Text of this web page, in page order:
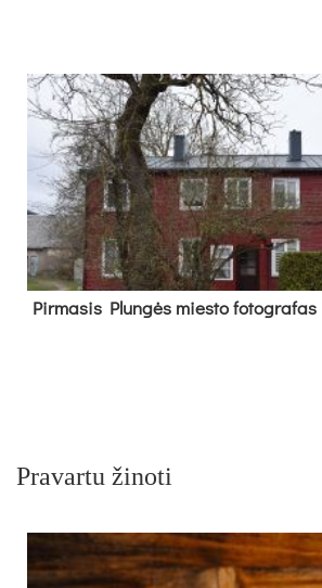
Pir­ma­sis Plun­gės mies­to fo­tog­ra­fas
Pravartu žinoti